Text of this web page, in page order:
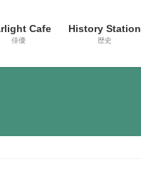
Cafe
俳優
History Station
歴史